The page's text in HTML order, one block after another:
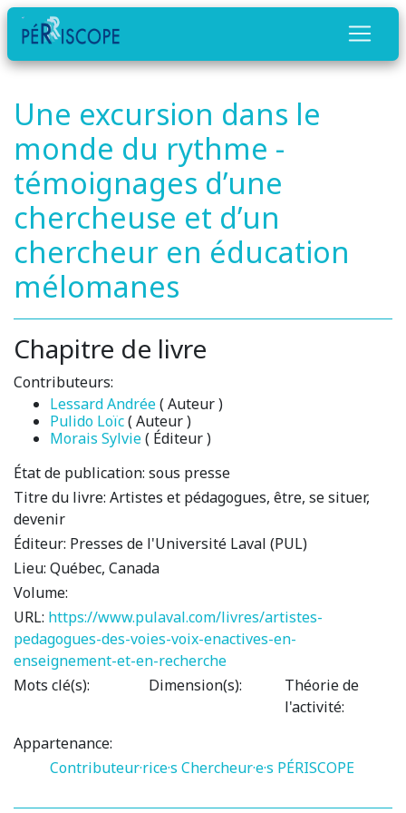
Une excursion dans le
monde du rythme -
témoignages d’une
chercheuse et d’un
chercheur en éducation
mélomanes
Chapitre de livre
Contributeurs:
Lessard Andrée( Auteur )
Pulido Loïc( Auteur )
Morais Sylvie( Éditeur )
État de publication: sous presse
Titre du livre: Artistes et pédagogues, être, se situer,
devenir
Éditeur: Presses de l'Université Laval (PUL)
Lieu: Québec, Canada
Volume:
URL: https://www.pulaval.com/livres/artistes-
pedagogues-des-voies-voix-enactives-en-
enseignement-et-en-recherche
Mots clé(s):
Dimension(s):
Théorie de
l'activité:
Appartenance:
Contributeur·rice·s Chercheur·e·s PÉRISCOPE